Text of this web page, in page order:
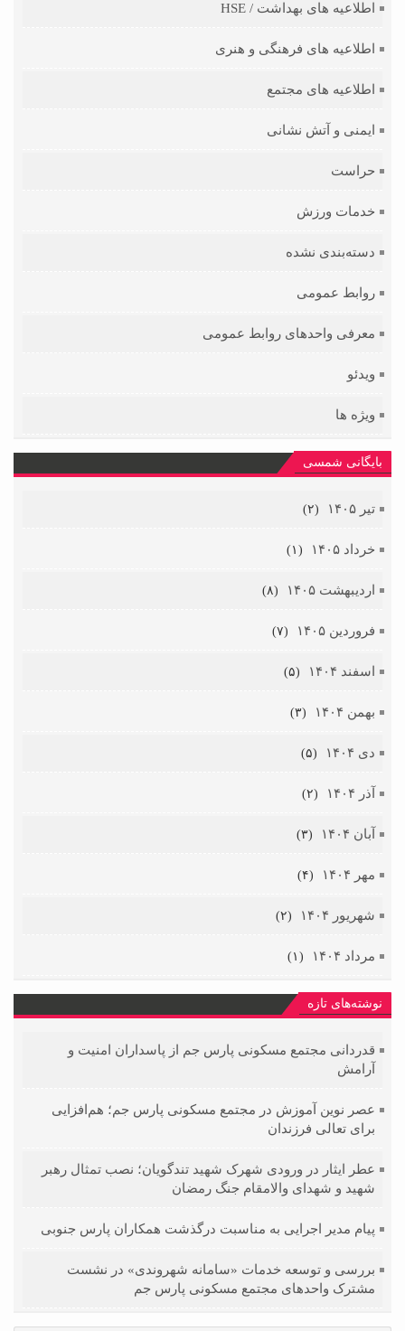
اطلاعیه های بهداشت / HSE
اطلاعیه های فرهنگی و هنری
اطلاعیه های مجتمع
ایمنی و آتش نشانی
حراست
خدمات ورزش
دسته‌بندی نشده
روابط عمومی
معرفی واحدهای روابط عمومی
ویدئو
ویژه ها
بایگانی شمسی
تیر ۱۴۰۵ (۲)
خرداد ۱۴۰۵ (۱)
اردیبهشت ۱۴۰۵ (۸)
فروردین ۱۴۰۵ (۷)
اسفند ۱۴۰۴ (۵)
بهمن ۱۴۰۴ (۳)
دی ۱۴۰۴ (۵)
آذر ۱۴۰۴ (۲)
آبان ۱۴۰۴ (۳)
مهر ۱۴۰۴ (۴)
شهریور ۱۴۰۴ (۲)
مرداد ۱۴۰۴ (۱)
نوشته‌های تازه
قدردانی مجتمع مسکونی پارس جم از پاسداران امنیت و
آرامش
عصر نوین آموزش در مجتمع مسکونی پارس جم؛ هم‌افزایی
برای تعالی فرزندان
عطر ایثار در ورودی شهرک شهید تندگویان؛ نصب تمثال رهبر
شهید و شهدای والامقام جنگ رمضان
پیام مدیر اجرایی به مناسبت درگذشت همکاران پارس جنوبی
بررسی و توسعه خدمات «سامانه شهروندی» در نشست
مشترک واحدهای مجتمع مسکونی پارس جم